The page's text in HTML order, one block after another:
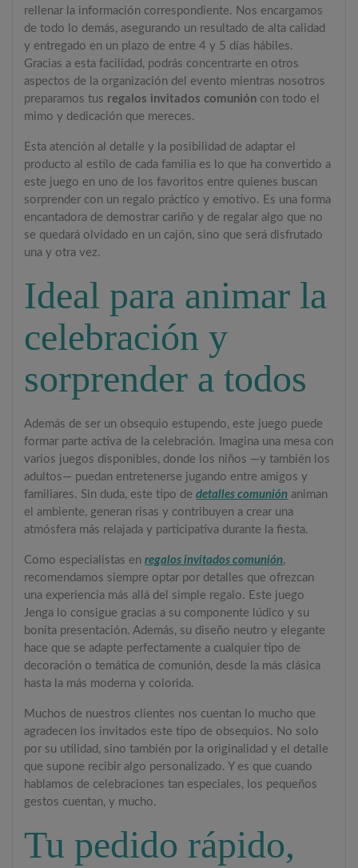
rellenar la información correspondiente. Nos encargamos
de todo lo demás, asegurando un resultado de alta calidad
y entregado en un plazo de entre 4 y 5 días hábiles.
Gracias a esta facilidad, podrás concentrarte en otros
aspectos de la organización del evento mientras nosotros
preparamos tus regalos invitados comunión con todo el
mimo y dedicación que mereces.
Esta atención al detalle y la posibilidad de adaptar el
producto al estilo de cada familia es lo que ha convertido a
este juego en uno de los favoritos entre quienes buscan
sorprender con un regalo práctico y emotivo. Es una forma
encantadora de demostrar cariño y de regalar algo que no
se quedará olvidado en un cajón, sino que será disfrutado
una y otra vez.
Ideal para animar la
celebración y
sorprender a todos
Además de ser un obsequio estupendo, este juego puede
formar parte activa de la celebración. Imagina una mesa con
varios juegos disponibles, donde los niños —y también los
adultos— puedan entretenerse jugando entre amigos y
familiares. Sin duda, este tipo dedetalles comunión animan
el ambiente, generan risas y contribuyen a crear una
atmósfera más relajada y participativa durante la fiesta.
Como especialistas enregalos invitados comunión,
recomendamos siempre optar por detalles que ofrezcan
una experiencia más allá del simple regalo. Este juego
Jenga lo consigue gracias a su componente lúdico y su
bonita presentación. Además, su diseño neutro y elegante
hace que se adapte perfectamente a cualquier tipo de
decoración o temática de comunión, desde la más clásica
hasta la más moderna y colorida.
Muchos de nuestros clientes nos cuentan lo mucho que
agradecen los invitados este tipo de obsequios. No solo
por su utilidad, sino también por la originalidad y el detalle
que supone recibir algo personalizado. Y es que cuando
hablamos de celebraciones tan especiales, los pequeños
gestos cuentan, y mucho.
Tu pedido rápido,